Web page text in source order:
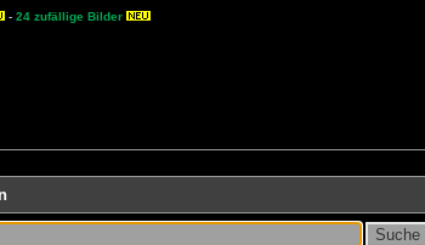
- 24 zufällige Bilder